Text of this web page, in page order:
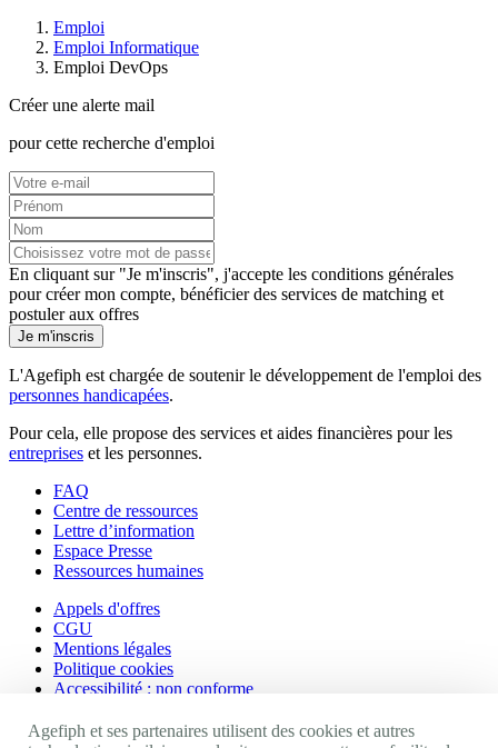
Emploi
Emploi Informatique
Emploi DevOps
Créer une alerte mail
pour cette recherche d'emploi
En cliquant sur "Je m'inscris", j'accepte les conditions générales
pour créer mon compte, bénéficier des services de matching et
postuler aux offres
Je m'inscris
L'Agefiph est chargée de soutenir le développement de l'emploi des
personnes handicapées.
Pour cela, elle propose des services et aides financières pour les
entreprises et les personnes.
FAQ
Centre de ressources
Lettre d’information
Espace Presse
Ressources humaines
Appels d'offres
CGU
Mentions légales
Politique cookies
Accessibilité : non conforme
Nos autres sites
Agefiph et ses partenaires utilisent des cookies et autres